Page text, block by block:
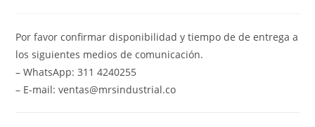
Por favor confirmar disponibilidad y tiempo de de entrega a
los siguientes medios de comunicación.
– WhatsApp: 311 4240255
– E-mail: ventas@mrsindustrial.co